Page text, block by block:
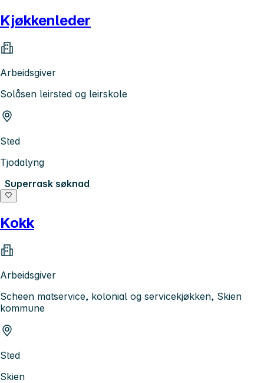
Kjøkkenleder
Arbeidsgiver
Solåsen leirsted og leirskole
Sted
Tjodalyng
Superrask søknad
Kokk
Arbeidsgiver
Scheen matservice, kolonial og servicekjøkken, Skien
kommune
Sted
Skien